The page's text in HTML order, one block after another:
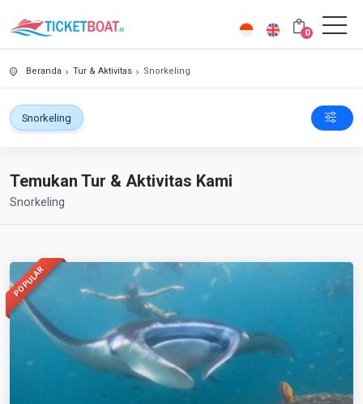
0
Beranda Tur & Aktivitas Snorkeling
Snorkeling
Temukan Tur & Aktivitas Kami
Snorkeling
POPULAR